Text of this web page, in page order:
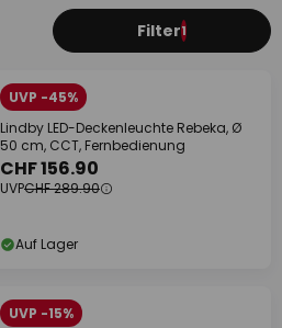
Filter1
UVP -45%
Lindby LED-Deckenleuchte Rebeka, Ø
50 cm, CCT, Fernbedienung
CHF 156.90
UVPCHF 289.90
Auf Lager
UVP -15%